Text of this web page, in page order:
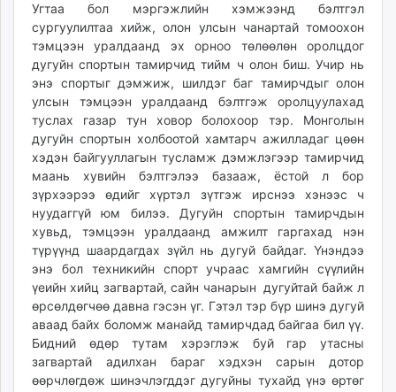
Угтаа бол мэргэжлийн хэмжээнд бэлтгэл
сургуулилтаа хийж, олон улсын чанартай томоохон
тэмцээн уралдаанд эх орноо төлөөлөн оролцдог
дугуйн спортын тамирчид тийм ч олон биш. Учир нь
энэ спортыг дэмжиж, шилдэг баг тамирчдыг олон
улсын тэмцээн уралдаанд бэлтгэж оролцуулахад
туслах газар тун ховор болохоор тэр. Монголын
дугуйн спортын холбоотой хамтарч ажилладаг цөөн
хэдэн байгууллагын тусламж дэмжлэгээр тамирчид
маань хувийн бэлтгэлээ базааж, ёстой л бор
зүрхээрээ өдийг хүртэл зүтгэж ирснээ хэнээс ч
нуудаггүй юм билээ. Дугуйн спортын тамирчдын
хувьд, тэмцээн уралдаанд амжилт гаргахад нэн
түрүүнд шаардагдах зүйл нь дугуй байдаг. Үнэндээ
энэ бол техникийн спорт учраас хамгийн сүүлийн
үеийн хийц загвартай, сайн чанарын дугуйтай байж л
өрсөлдөгчөө давна гэсэн үг. Гэтэл тэр бүр шинэ дугуй
аваад байх боломж манайд тамирчдад байгаа бил үү.
Бидний өдөр тутам хэрэглэж буй гар утасны
загвартай адилхан бараг хэдхэн сарын дотор
өөрчлөгдөж шинэчлэгддэг дугуйны тухайд үнэ өртөг